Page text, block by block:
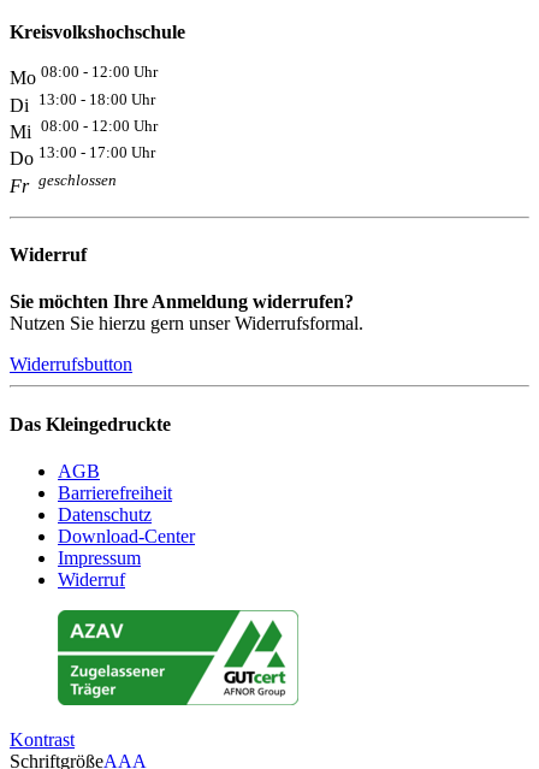
Kreisvolkshochschule
Mo 08:00 - 12:00 Uhr
Di 13:00 - 18:00 Uhr
Mi 08:00 - 12:00 Uhr
Do 13:00 - 17:00 Uhr
Fr geschlossen
Widerruf
Sie möchten Ihre Anmeldung widerrufen?
Nutzen Sie hierzu gern unser Widerrufsformal.
Widerrufsbutton
Das Kleingedruckte
AGB
Barrierefreiheit
Datenschutz
Download-Center
Impressum
Widerruf
Kontrast
SchriftgrößeAAA